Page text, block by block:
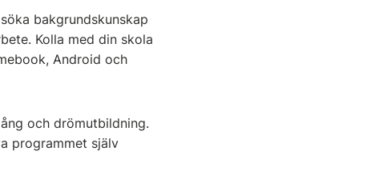
bakgrundskunskap
Kolla med din skola
Android och
och drömutbildning.
programmet själv